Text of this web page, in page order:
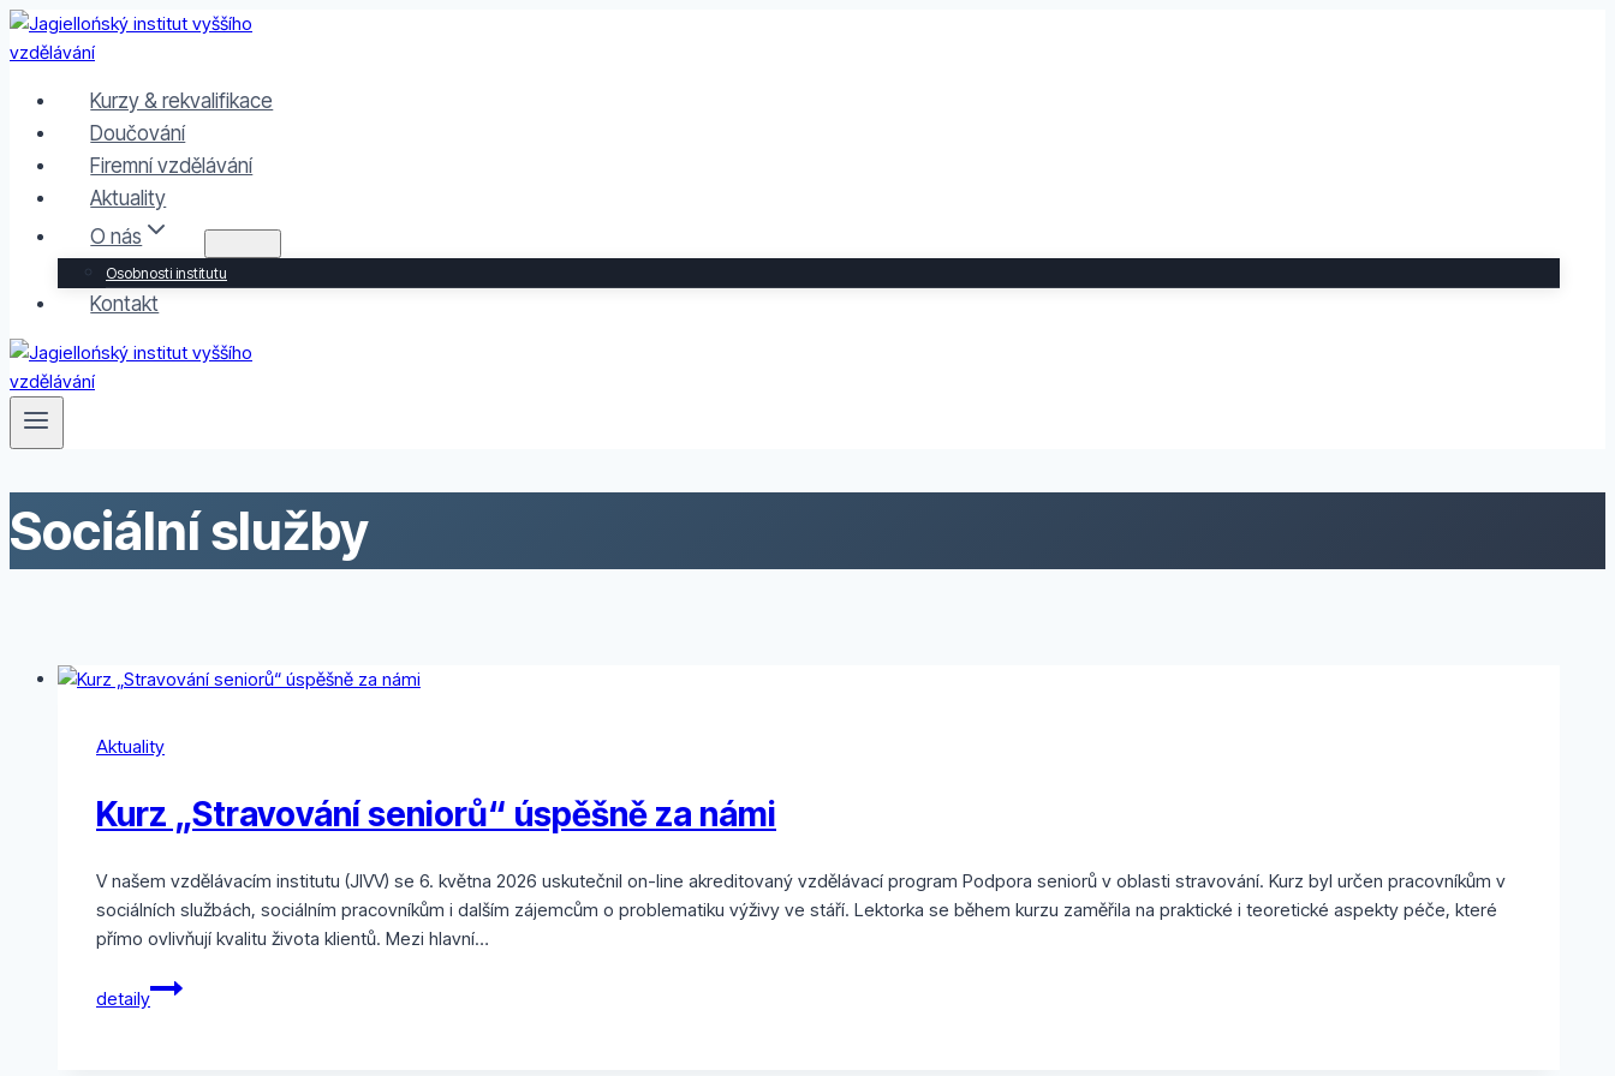
Přeskočit
na
Kurzy & rekvalifikace
Doučování
Firemní vzdělávání
Aktuality
O nás
Osobnosti institutu
Kontakt
Sociální služby
Aktuality
Kurz „Stravování seniorů“ úspěšně za námi
V našem vzdělávacím institutu (JIVV) se 6. května 2026 uskutečnil on-line akreditovaný vzdělávací program Podpora seniorů v oblasti stravování. Kurz byl určen pracovníkům v
sociálních službách, sociálním pracovníkům i dalším zájemcům o problematiku výživy ve stáří. Lektorka se během kurzu zaměřila na praktické i teoretické aspekty péče, které
přímo ovlivňují kvalitu života klientů. Mezi hlavní…
detaily
Kurz
„Stravování